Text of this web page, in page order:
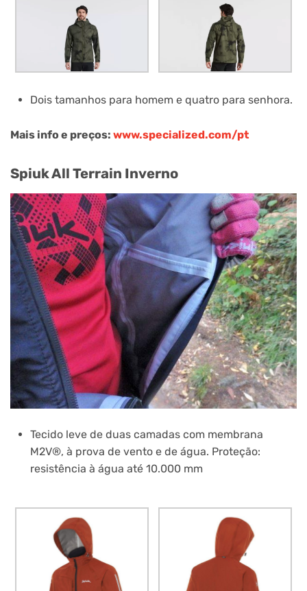
Dois tamanhos para homem e quatro para senhora.
Mais info e preços: www.specialized.com/pt
Spiuk All Terrain Inverno
Tecido leve de duas camadas com membrana
M2V®, à prova de vento e de água. Proteção:
resistência à água até 10.000 mm